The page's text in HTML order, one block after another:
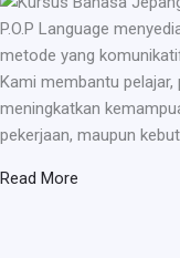
P.O.P Language
metode yang
Kami membantu
meningkatkan
pekerjaan, maupun
Read More